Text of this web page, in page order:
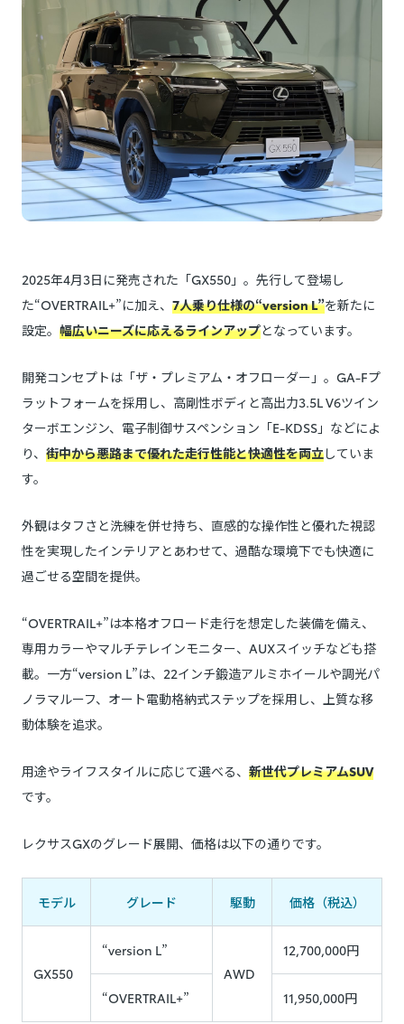
2025年4月3日に発売された「GX550」。先行して登場し
た“OVERTRAIL+”に加え、 7人乗り仕様の“version L”を新たに
設定。 幅広いニーズに応えるラインアップとなっています。
開発コンセプトは「ザ・プレミアム・オフローダー」。GA-Fプ
ラットフォームを採用し、高剛性ボディと高出力3.5L V6ツイン
ターボエンジン、電子制御サスペンション「E-KDSS」などによ
り、 街中から悪路まで優れた走行性能と快適性を両立していま
す。
外観はタフさと洗練を併せ持ち、直感的な操作性と優れた視認
性を実現したインテリアとあわせて、過酷な環境下でも快適に
過ごせる空間を提供。
“OVERTRAIL+”は本格オフロード走行を想定した装備を備え、
専用カラーやマルチテレインモニター、AUXスイッチなども搭
載。一方“version L”は、22インチ鍛造アルミホイールや調光パ
ノラマルーフ、オート電動格納式ステップを採用し、上質な移
動体験を追求。
用途やライフスタイルに応じて選べる、 新世代プレミアムSUV
です。
レクサスGXのグレード展開、価格は以下の通りです。
モデル グレード 駆動 価格（税込）
GX550
“version L”
AWD
12,700,000円
“OVERTRAIL+” 11,950,000円